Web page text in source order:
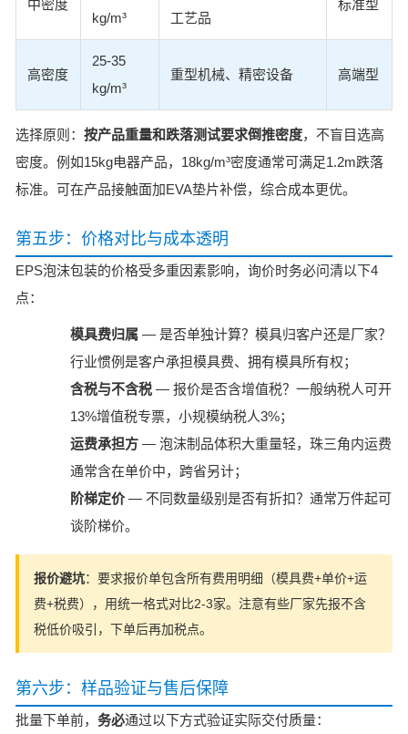
中密度
kg/m³
工艺品
标准型
高密度
25-35
kg/m³
重型机械、精密设备 高端型
选择原则： 按产品重量和跌落测试要求倒推密度，不盲目选高
密度。例如15kg电器产品，18kg/m³密度通常可满足1.2m跌落
标准。可在产品接触面加EVA垫片补偿，综合成本更优。
第五步：价格对比与成本透明
EPS泡沫包装的价格受多重因素影响，询价时务必问清以下4
点：
模具费归属 — 是否单独计算？模具归客户还是厂家？
行业惯例是客户承担模具费、拥有模具所有权；
含税与不含税 — 报价是否含增值税？一般纳税人可开
13%增值税专票，小规模纳税人3%；
运费承担方 — 泡沫制品体积大重量轻，珠三角内运费
通常含在单价中，跨省另计；
阶梯定价— 不同数量级别是否有折扣？通常万件起可
谈阶梯价。
报价避坑：要求报价单包含所有费用明细（模具费+单价+运
费+税费），用统一格式对比2-3家。注意有些厂家先报不含
税低价吸引，下单后再加税点。
第六步：样品验证与售后保障
批量下单前， 务必通过以下方式验证实际交付质量：